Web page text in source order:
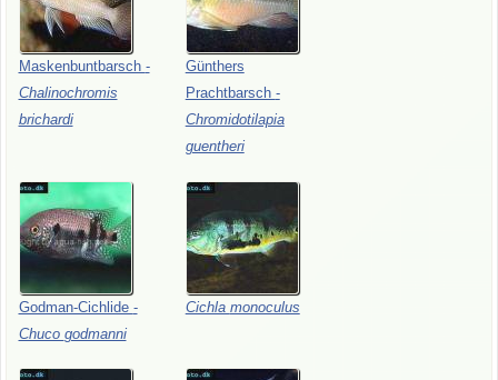
Maskenbuntbarsch -
Chalinochromis
brichardi
Günthers
Prachtbarsch -
Chromidotilapia
guentheri
Godman-Cichlide -
Chuco godmanni
Cichla monoculus